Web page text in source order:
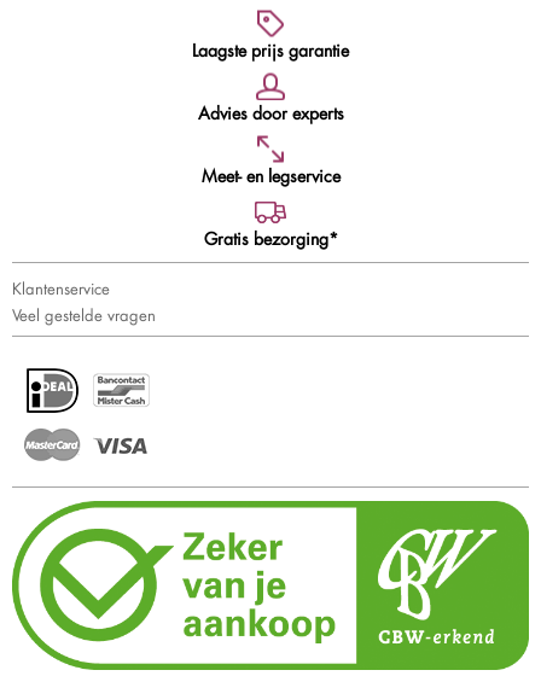
Laagste prijs garantie
Advies door experts
Meet- en legservice
Gratis bezorging*
Klantenservice
Veel gestelde vragen